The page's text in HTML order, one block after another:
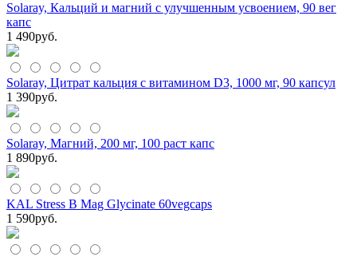
Solaray, Кальций и магний с улучшенным усвоением, 90 вег
капс
1 490руб.
Solaray, Цитрат кальция с витамином D3, 1000 мг, 90 капсул
1 390руб.
Solaray, Магний, 200 мг, 100 раст капс
1 890руб.
KAL Stress B Mag Glycinate 60vegcaps
1 590руб.